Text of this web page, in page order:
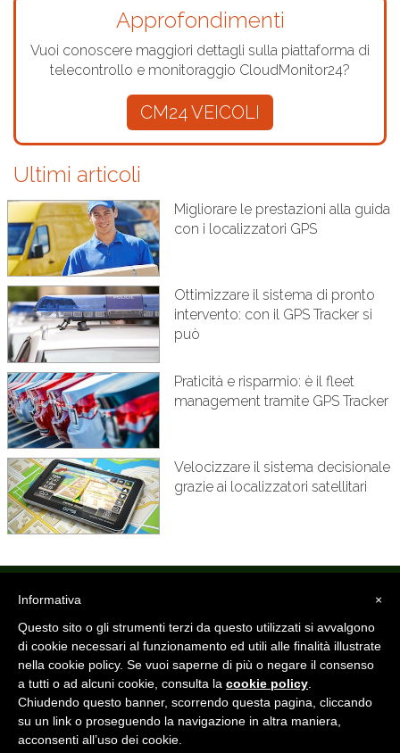
Approfondimenti
Vuoi conoscere maggiori dettagli sulla piattaforma di
telecontrollo e monitoraggio CloudMonitor24?
CM24 VEICOLI
Ultimi articoli
Migliorare le prestazioni alla guida
con i localizzatori GPS
Ottimizzare il sistema di pronto
intervento: con il GPS Tracker si
può
Praticità e risparmio: è il fleet
management tramite GPS Tracker
Velocizzare il sistema decisionale
grazie ai localizzatori satellitari
PRIVACY POLICY
COOKIE POLICY
CloudMonitor24 è un marchio iMotion S.r.l. unipersonale -
P.IVA/C.F./Registro Imprese 03665821207 / Cap.Soc. €10.000 i.v.
×
Informativa
Questo sito o gli strumenti terzi da questo utilizzati si avvalgono
di cookie necessari al funzionamento ed utili alle finalità illustrate
nella cookie policy. Se vuoi saperne di più o negare il consenso
a tutti o ad alcuni cookie, consulta la cookie policy
Chiudendo questo banner, scorrendo questa pagina, cliccando
su un link o proseguendo la navigazione in altra maniera,
acconsenti all’uso dei cookie.